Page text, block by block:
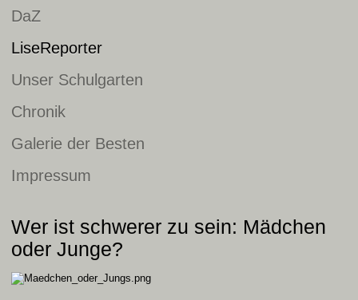
DaZ
LiseReporter
Unser Schulgarten
Chronik
Galerie der Besten
Impressum
Wer ist schwerer zu sein: Mädchen
oder Junge?